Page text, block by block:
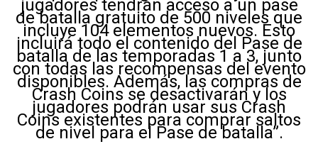
jugadores tendrán acceso a un pase
de batalla gratuito de 500 niveles que
incluye 104 elementos nuevos. Esto
incluirá todo el contenido del Pase de
batalla de las temporadas 1 a 3, junto
con todas las recompensas del evento
disponibles. Además, las compras de
Crash Coins se desactivarán y los
jugadores podrán usar sus Crash
Coins existentes para comprar saltos
de nivel para el Pase de batalla”.